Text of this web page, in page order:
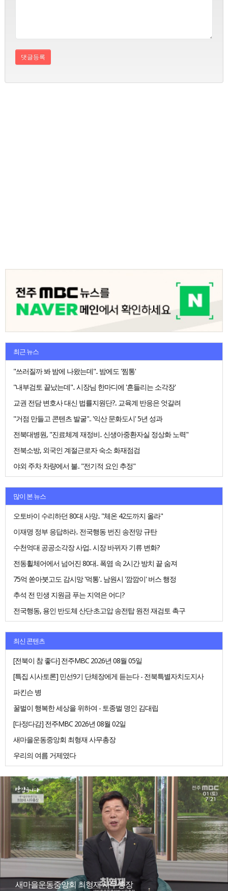
최근 뉴스
"쓰러질까 봐 밤에 나왔는데".. 밤에도 '찜통'
"내부검토 끝났는데".. 시장님 한마디에 '흔들리는 소각장'
교권 전담 변호사 대신 법률지원단?.. 교육계 반응은 엇갈려
"거점 만들고 콘텐츠 발굴".. '익산 문화도시' 5년 성과
전북대병원, "진료체계 재정비.. 신생아중환자실 정상화 노력"
전북소방, 외국인 계절근로자 숙소 화재점검
야외 주차 차량에서 불.. "전기적 요인 추정"
많이 본 뉴스
오토바이 수리하던 80대 사망.. "체온 42도까지 올라"
이재명 정부 응답하라.. 전국행동 번진 송전망 규탄
수천억대 공공소각장 사업.. 시장 바뀌자 기류 변화?
전동휠체어에서 넘어진 80대.. 폭염 속 2시간 방치 끝 숨져
75억 쏟아붓고도 감시망 '먹통'.. 남원시 '깜깜이' 버스 행정
추석 전 민생 지원금 푸는 지역은 어디?
전국행동, 용인 반도체 산단·초고압 송전탑 원전 재검토 촉구
최신 콘텐츠
[전북이 참 좋다] 전주MBC 2026년 08월 05일
[특집 시사토론] 민선9기 단체장에게 듣는다 - 전북특별자치도지사
파킨슨 병
꿀벌이 행복한 세상을 위하여 - 토종벌 명인 김대립
[다정다감] 전주MBC 2026년 08월 02일
새마을운동중앙회 최형재 사무총장
우리의 여름 거제였다
새마을운동중앙회 최형재 사무총장